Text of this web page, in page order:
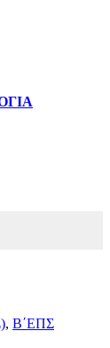
, Β΄ΕΠΣ